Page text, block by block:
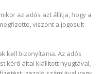
az adós azt állítja, hogy a
viszont a jogosult
kell bizonyítania. Az adós
kérő által kiállított nyugtával,